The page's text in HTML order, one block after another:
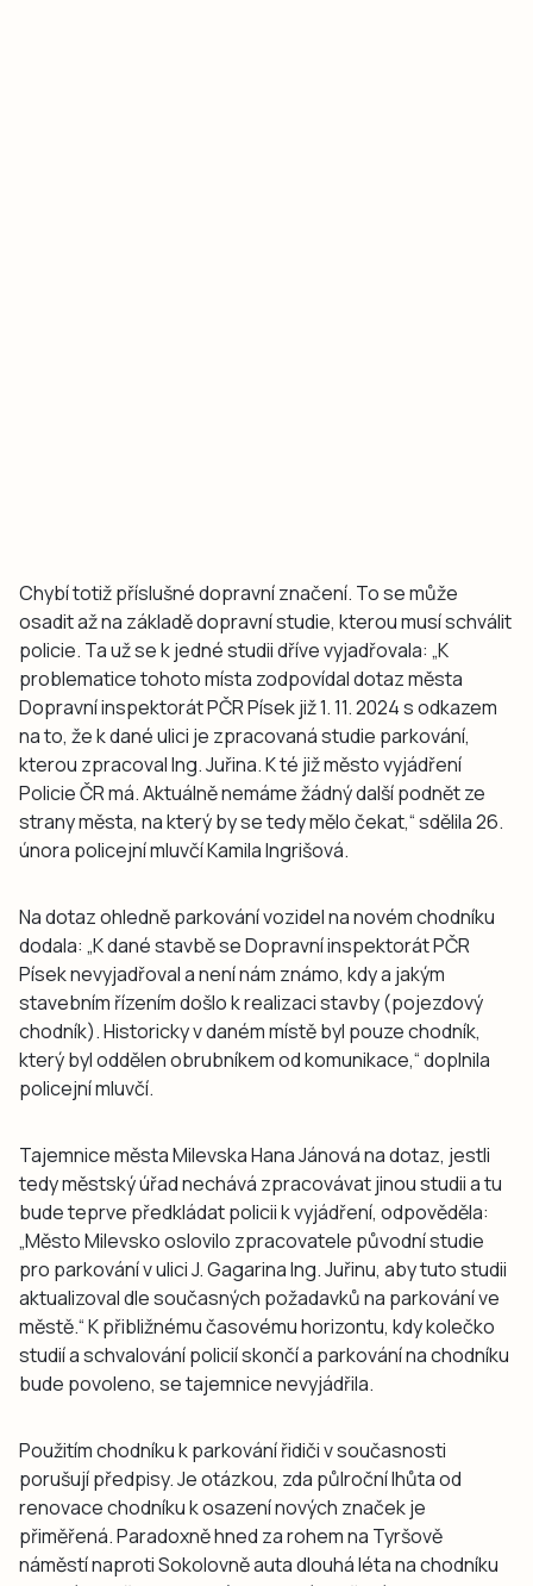
Chybí totiž příslušné dopravní značení. To se může
osadit až na základě dopravní studie, kterou musí schválit
policie. Ta už se k jedné studii dříve vyjadřovala: „K
problematice tohoto místa zodpovídal dotaz města
Dopravní inspektorát PČR Písek již 1. 11. 2024 s odkazem
na to, že k dané ulici je zpracovaná studie parkování,
kterou zpracoval Ing. Juřina. K té již město vyjádření
Policie ČR má. Aktuálně nemáme žádný další podnět ze
strany města, na který by se tedy mělo čekat,“ sdělila 26.
února policejní mluvčí Kamila Ingrišová.
Na dotaz ohledně parkování vozidel na novém chodníku
dodala: „K dané stavbě se Dopravní inspektorát PČR
Písek nevyjadřoval a není nám známo, kdy a jakým
stavebním řízením došlo k realizaci stavby (pojezdový
chodník). Historicky v daném místě byl pouze chodník,
který byl oddělen obrubníkem od komunikace,“ doplnila
policejní mluvčí.
Tajemnice města Milevska Hana Jánová na dotaz, jestli
tedy městský úřad nechává zpracovávat jinou studii a tu
bude teprve předkládat policii k vyjádření, odpověděla:
„Město Milevsko oslovilo zpracovatele původní studie
pro parkování v ulici J. Gagarina Ing. Juřinu, aby tuto studii
aktualizoval dle současných požadavků na parkování ve
městě.“ K přibližnému časovému horizontu, kdy kolečko
studií a schvalování policií skončí a parkování na chodníku
bude povoleno, se tajemnice nevyjádřila.
Použitím chodníku k parkování řidiči v současnosti
porušují předpisy. Je otázkou, zda půlroční lhůta od
renovace chodníku k osazení nových značek je
přiměřená. Paradoxně hned za rohem na Tyršově
náměstí naproti Sokolovně auta dlouhá léta na chodníku